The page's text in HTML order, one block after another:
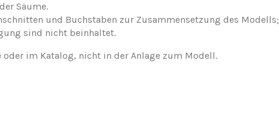
Säume.
und Buchstaben zur Zusammensetzung des Modells;
sind nicht beinhaltet.
im Katalog, nicht in der Anlage zum Modell.